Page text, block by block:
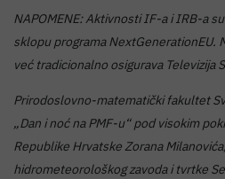
NAPOMENE: Aktivnosti IF-a i IRB-a
sklopu programa NextGenerationEU.
već tradicionalno osigurava Televizija
Prirodoslovno-matematički fakultet
„Dan i noć na PMF-u“ pod visokim
Republike Hrvatske Zorana
hidrometeorološkog zavoda i tvrtke